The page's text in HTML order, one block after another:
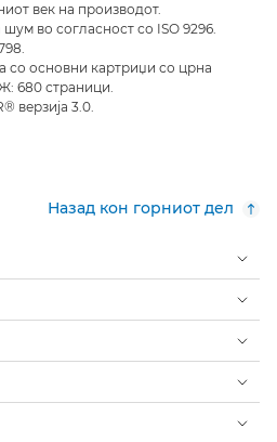
век на производот.
во согласност со ISO 9296.
со основни картриџи со црна
680 страници.
верзија 3.0.
Назад кон горниот дел